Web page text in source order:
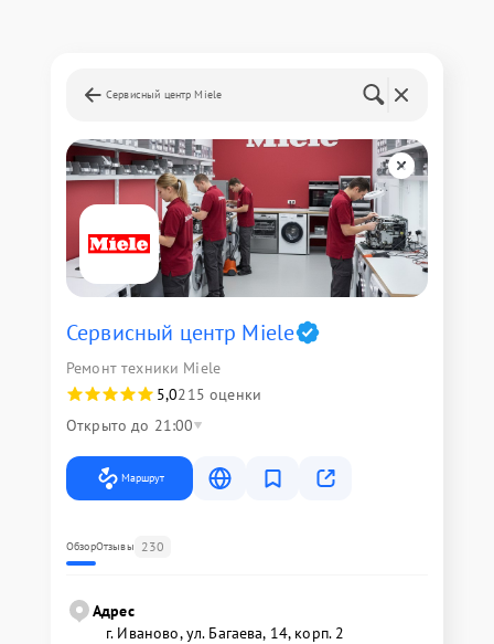
Сервисный центр Miele
Сервисный центр Miele
Ремонт техники Miele
5,0215 оценки
Открыто до 21:00
Маршрут
ОбзорОтзывы 230
Адрес
г. Иваново, ул. Багаева, 14, корп. 2